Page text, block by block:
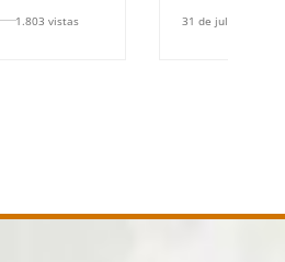
1.803 vistas 31 de julio de 2026